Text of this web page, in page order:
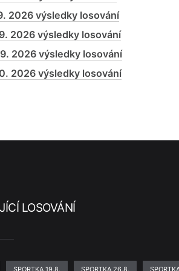
2026 výsledky losování
2026 výsledky losování
2026 výsledky losování
2026 výsledky losování
LOSOVÁNÍ
SPORTKA 19.8. SPORTKA 26.8.